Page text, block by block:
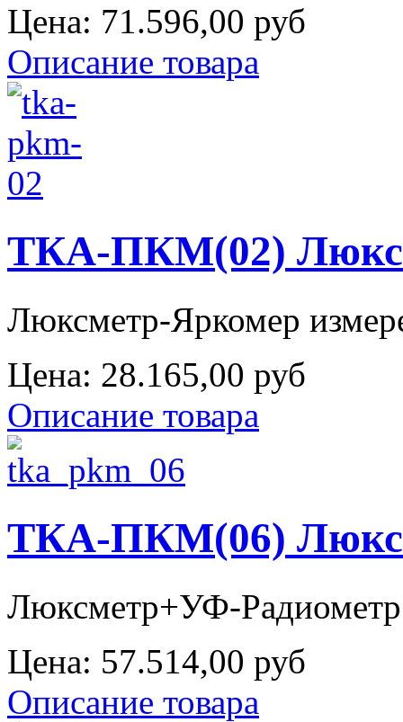
Цена: 71.596,00 руб
Описание товара
ТКА-ПКМ(02)
Люксметр-Яркомер
Цена: 28.165,00 руб
Описание товара
ТКА-ПКМ(06)
Люксметр+УФ-
Цена: 57.514,00 руб
Описание товара